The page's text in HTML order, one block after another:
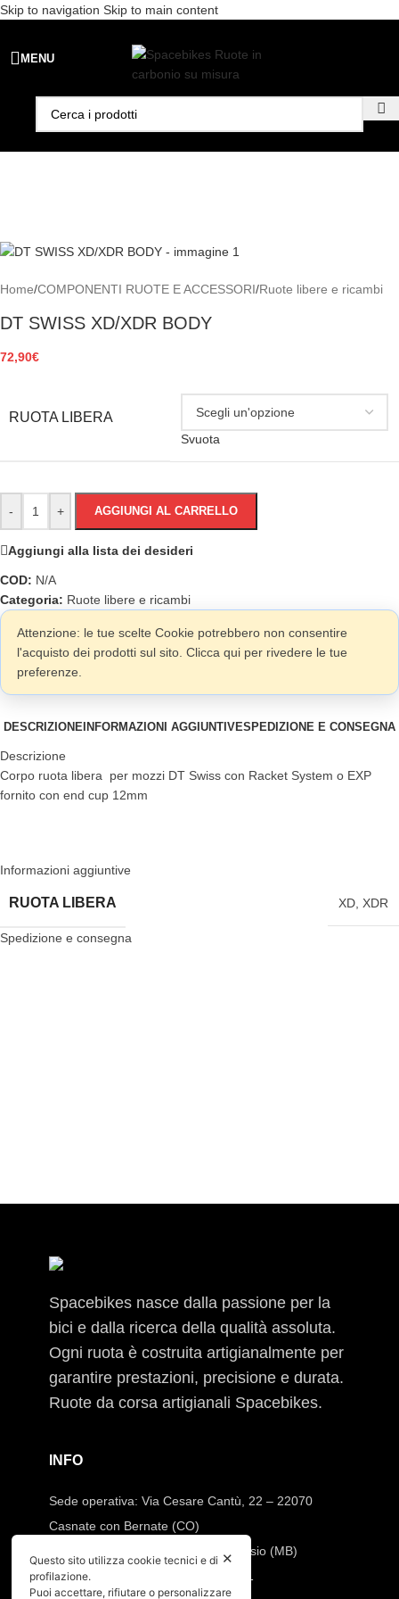
Skip to navigation Skip to main content
Spedizione gratuita per ordini superiori a €99 - 📣 Paga con PayPal in
3 rate senza interessi,
MENU
Home/COMPONENTI RUOTE E ACCESSORI/Ruote libere e ricambi
DT SWISS XD/XDR BODY
72,90€
RUOTA LIBERA
Svuota
- + AGGIUNGI AL CARRELLO
Aggiungi alla lista dei desideri
COD: N/A
Categoria: Ruote libere e ricambi
Attenzione: le tue scelte Cookie potrebbero non consentire
l'acquisto dei prodotti sul sito. Clicca qui per rivedere le tue
preferenze.
DESCRIZIONE INFORMAZIONI AGGIUNTIVESPEDIZIONE E CONSEGNA
Descrizione
Corpo ruota libera per mozzi DT Swiss con Racket System o EXP
fornito con end cup 12mm
Informazioni aggiuntive
RUOTA LIBERA XD, XDR
Spedizione e consegna
Spacebikes nasce dalla passione per la
bici e dalla ricerca della qualità assoluta.
Ogni ruota è costruita artigianalmente per
garantire prestazioni, precisione e durata.
Ruote da corsa artigianali Spacebikes.
INFO
Sede operativa: Via Cesare Cantù, 22 – 22070
Casnate con Bernate (CO)
Sede legale: Via Pio XI, 7 20832 Desio (MB)
Tel:392.91.23.871
✕
Questo sito utilizza cookie tecnici e di
profilazione.
Puoi accettare, rifiutare o personalizzare